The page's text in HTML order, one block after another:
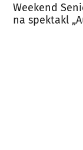
Weekend
na spektakl